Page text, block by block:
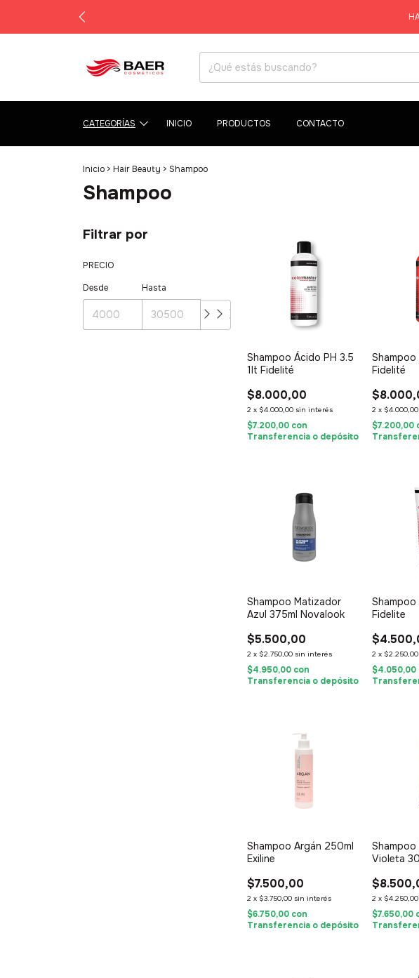
CATEGORÍAS INICIO PRODUCTOS CONTACTO
Inicio > Hair Beauty > Shampoo
Shampoo
Filtrar por
PRECIO
Desde
Hasta
Shampoo Ácido PH 3.5
1lt Fidelité
$8.000,00
2 x $4.000,00 sin interés
$7.200,00 con
Transferencia o depósito
Fidelité
2 x $4.000,00
$7.200,00
Shampoo Matizador
Azul 375ml Novalook
$5.500,00
2 x $2.750,00 sin interés
$4.950,00 con
Transferencia o depósito
Fidelite
2 x $2.250,00
$4.050,00
Shampoo Argán 250ml
Exiline
$7.500,00
2 x $3.750,00 sin interés
$6.750,00 con
Transferencia o depósito
Violeta
2 x $4.250,00
$7.650,00